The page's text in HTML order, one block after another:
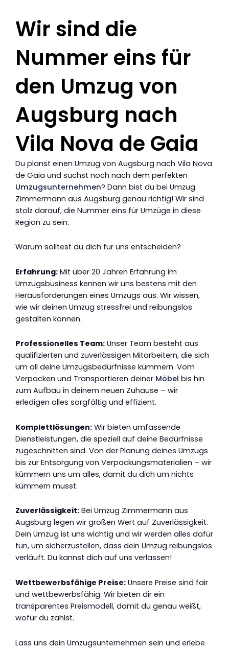
Wir sind die
Nummer eins für
den Umzug von
Augsburg nach
Vila Nova de Gaia
Du planst einen Umzug von Augsburg nach Vila Nova
de Gaia und suchst noch nach dem perfekten
Umzugsunternehmen? Dann bist du bei Umzug
Zimmermann aus Augsburg genau richtig! Wir sind
stolz darauf, die Nummer eins für Umzüge in diese
Region zu sein.
Warum solltest du dich für uns entscheiden?
Erfahrung: Mit über 20 Jahren Erfahrung im
Umzugsbusiness kennen wir uns bestens mit den
Herausforderungen eines Umzugs aus. Wir wissen,
wie wir deinen Umzug stressfrei und reibungslos
gestalten können.
Professionelles Team: Unser Team besteht aus
qualifizierten und zuverlässigen Mitarbeitern, die sich
um all deine Umzugsbedürfnisse kümmern. Vom
Verpacken und Transportieren deiner Möbel bis hin
zum Aufbau in deinem neuen Zuhause – wir
erledigen alles sorgfältig und effizient.
Komplettlösungen: Wir bieten umfassende
Dienstleistungen, die speziell auf deine Bedürfnisse
zugeschnitten sind. Von der Planung deines Umzugs
bis zur Entsorgung von Verpackungsmaterialien – wir
kümmern uns um alles, damit du dich um nichts
kümmern musst.
Zuverlässigkeit: Bei Umzug Zimmermann aus
Augsburg legen wir großen Wert auf Zuverlässigkeit.
Dein Umzug ist uns wichtig und wir werden alles dafür
tun, um sicherzustellen, dass dein Umzug reibungslos
verläuft. Du kannst dich auf uns verlassen!
Wettbewerbsfähige Preise: Unsere Preise sind fair
und wettbewerbsfähig. Wir bieten dir ein
transparentes Preismodell, damit du genau weißt,
wofür du zahlst.
Lass uns dein Umzugsunternehmen sein und erlebe